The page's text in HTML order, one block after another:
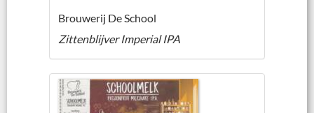
Brouwerij De School
Zittenblijver Imperial IPA